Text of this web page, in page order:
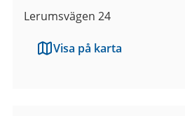
Lerumsvägen 24
Visa på karta